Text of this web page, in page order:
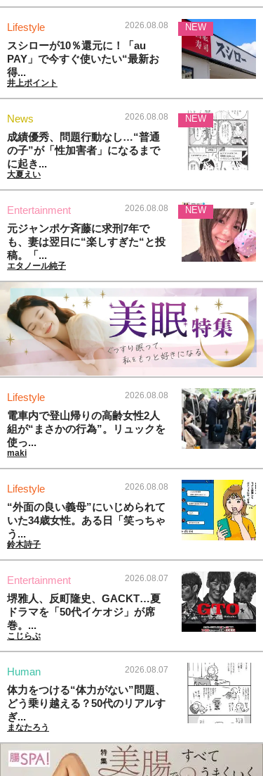
Lifestyle 2026.08.08
スシローが10％還元に！「au
PAY」で今すぐ使いたい“最新お
得...
井上ポイント
NEW
News 2026.08.08
成績優秀、問題行動なし…“普通
の子”が「性加害者」になるまで
に起き...
大夏えい
NEW
Entertainment 2026.08.08
元ジャンポケ斉藤に求刑7年で
も、妻は翌日に“楽しすぎた“と投
稿。「...
エタノール純子
NEW
Lifestyle 2026.08.08
電車内で登山帰りの高齢女性2人
組が“まさかの行為”。リュックを
使っ...
maki
Lifestyle 2026.08.08
“外面の良い義母”にいじめられて
いた34歳女性。ある日「笑っちゃ
う...
鈴木詩子
Entertainment 2026.08.07
堺雅人、反町隆史、GACKT…夏
ドラマを「50代イケオジ」が席
巻。...
こじらぶ
Human 2026.08.07
体力をつける“体力がない”問題、
どう乗り越える？50代のリアルす
ぎ...
まなたろう